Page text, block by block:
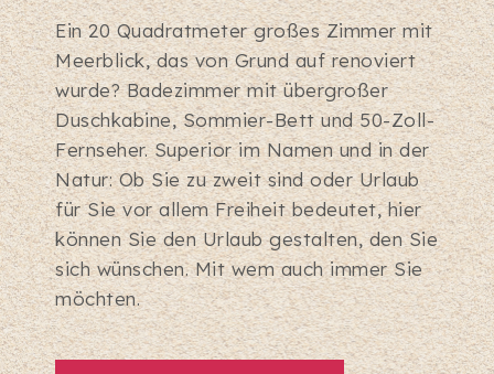
Ein 20 Quadratmeter großes Zimmer mit
Meerblick, das von Grund auf renoviert
wurde? Badezimmer mit übergroßer
Duschkabine, Sommier-Bett und 50-Zoll-
Fernseher. Superior im Namen und in der
Natur: Ob Sie zu zweit sind oder Urlaub
für Sie vor allem Freiheit bedeutet, hier
können Sie den Urlaub gestalten, den Sie
sich wünschen. Mit wem auch immer Sie
möchten.